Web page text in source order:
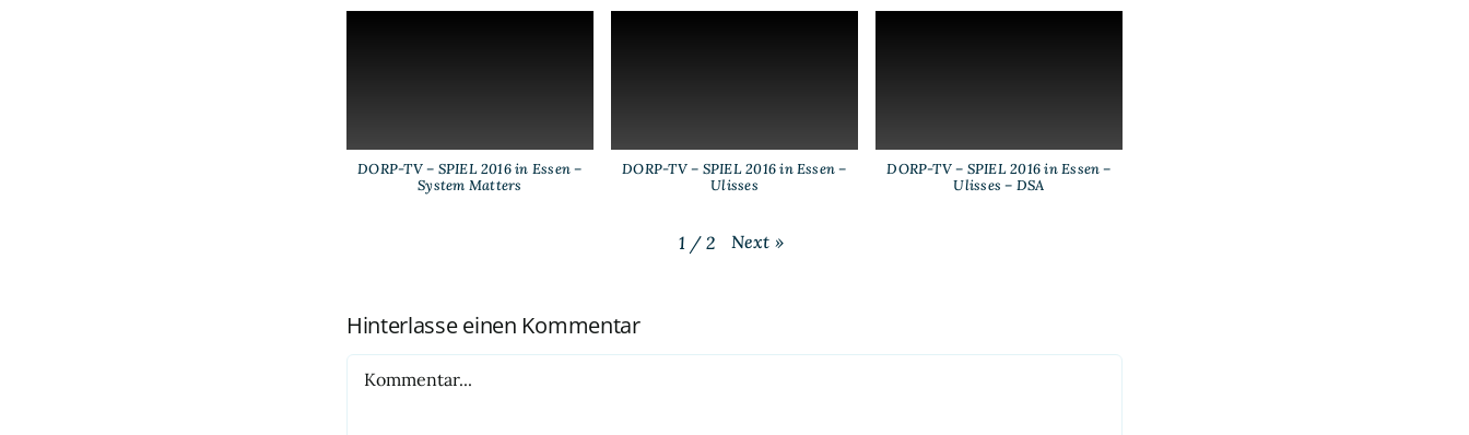
DORP-TV – SPIEL 2016 in Essen –
System Matters
DORP-TV – SPIEL 2016 in Essen –
Ulisses
DORP-TV – SPIEL 2016 in Essen –
Ulisses – DSA
1 / 2 Next »
Hinterlasse einen Kommentar
Kommentar